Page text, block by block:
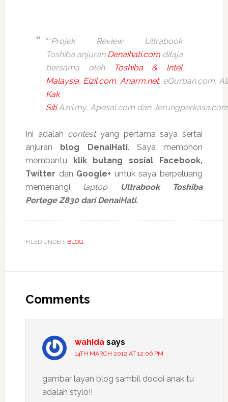
““Projek Review Ultrabook
Toshiba anjuran Denaihati.comditaja
bersama oleh
Toshiba & Intel
Malaysia, Eizil.com, Anarm.net, eQurban.com,
Kak
Siti,Azri.my, Apesal.com dan Jerungperkasa.com
Ini adalah contestyang pertama saya sertai
anjuran blog DenaiHati. Saya memohon
membantuklik butang sosial Facebook,
Twitter dan Google+ untuk saya berpeluang
memenangi laptop
Ultrabook Toshiba
Portege Z830 dari DenaiHati.
FILED UNDER: BLOG
Interactions
Comments
wahida says
14TH MARCH 2012 AT 12:06 PM
gambar layan blog sambil dodoi anak tu
adalah stylo!!